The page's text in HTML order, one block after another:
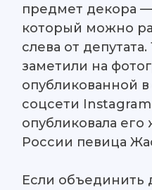
предмет декора
который можно
слева от
заметили на
опубликованной в
соцсети
опубликовала его
России певица
Если объединить